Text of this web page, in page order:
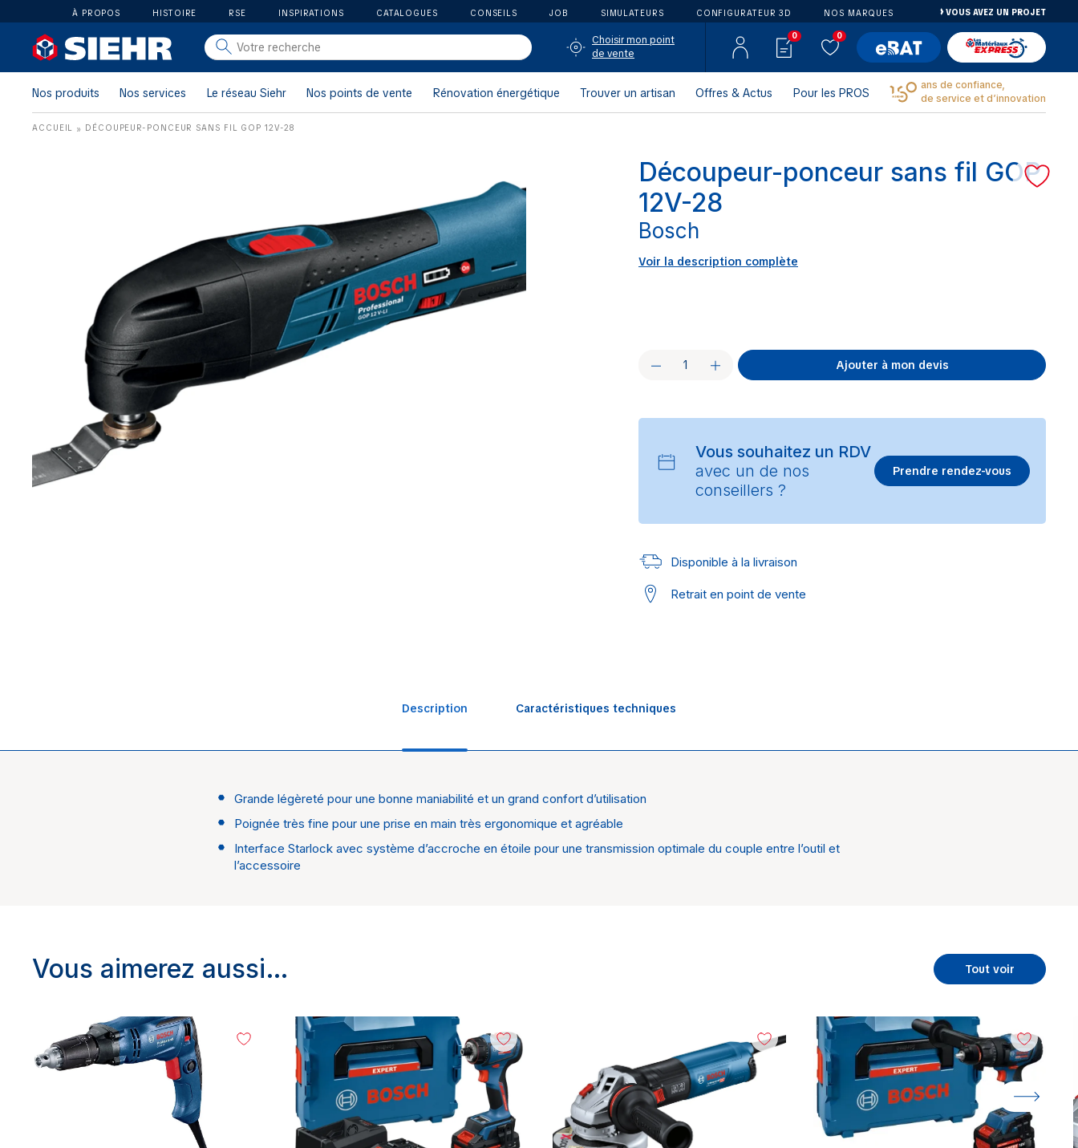
À PROPOS HISTOIRE RSE INSPIRATIONS CATALOGUES CONSEILS JOB SIMULATEURS CONFIGURATEUR 3D NOS MARQUES VOUS AVEZ UN PROJET
carrelage
outillage
Choisir mon point
de vente
0 0
Nos produits Nos services Le réseau Siehr Nos points de vente Rénovation énergétique Trouver un artisan Offres & Actus Pour les PROS
ans de confiance,
de service et d’innovation
ACCUEIL » DÉCOUPEUR-PONCEUR SANS FIL GOP 12V-28
Découpeur-ponceur sans fil GOP
12V-28
Bosch
Voir la description complète
Ajouter à mon devis
Vous souhaitez un RDV
avec un de nos
conseillers ?
Prendre rendez-vous
Disponible à la livraison
Retrait en point de vente
Description Caractéristiques techniques
Grande légèreté pour une bonne maniabilité et un grand confort d’utilisation
Poignée très fine pour une prise en main très ergonomique et agréable
Interface Starlock avec système d’accroche en étoile pour une transmission optimale du couple entre l’outil et
l’accessoire
Univers
Marque
Vous aimerez aussi… Tout voir